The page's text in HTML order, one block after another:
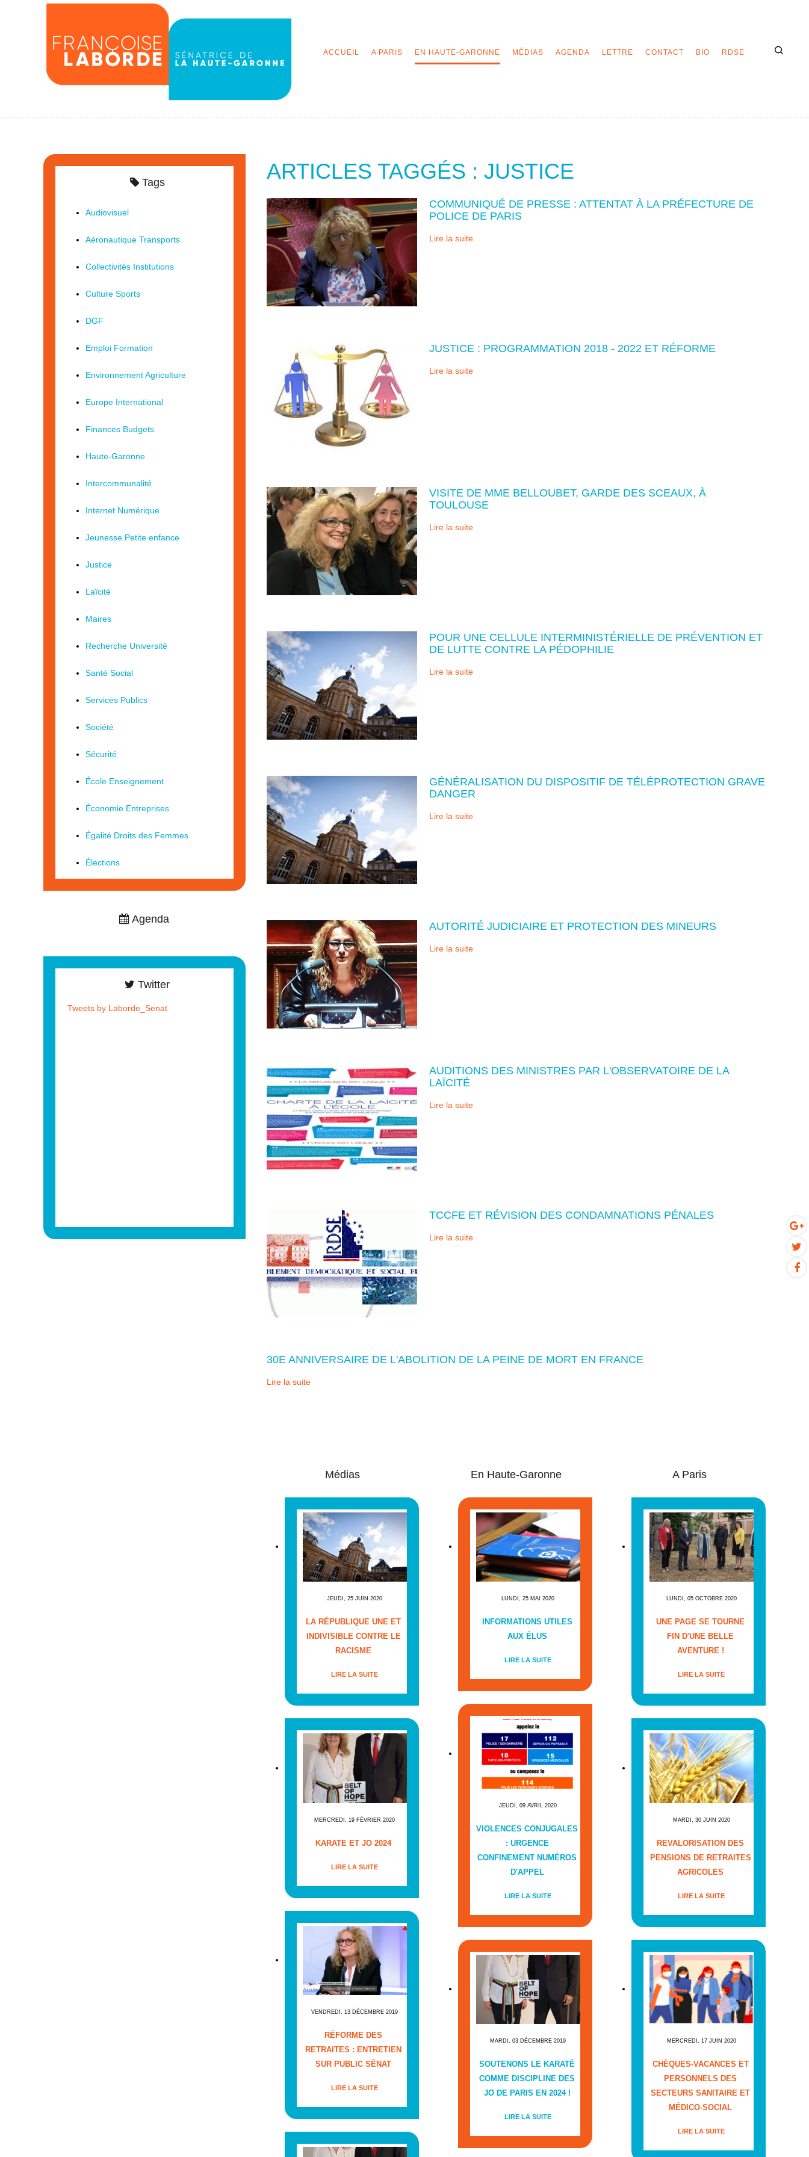
ACCUEIL A PARIS EN HAUTE-GARONNE MÉDIAS AGENDA LETTRE CONTACT BIO RDSE
ARTICLES TAGGÉS : JUSTICE
COMMUNIQUÉ DE PRESSE : ATTENTAT À LA PRÉFECTURE DE
POLICE DE PARIS
Lire la suite
JUSTICE : PROGRAMMATION 2018 - 2022 ET RÉFORME
Lire la suite
VISITE DE MME BELLOUBET, GARDE DES SCEAUX, À
TOULOUSE
Lire la suite
POUR UNE CELLULE INTERMINISTÉRIELLE DE PRÉVENTION ET
DE LUTTE CONTRE LA PÉDOPHILIE
Lire la suite
GÉNÉRALISATION DU DISPOSITIF DE TÉLÉPROTECTION GRAVE
DANGER
Lire la suite
AUTORITÉ JUDICIAIRE ET PROTECTION DES MINEURS
Lire la suite
AUDITIONS DES MINISTRES PAR L'OBSERVATOIRE DE LA
LAÏCITÉ
Lire la suite
TCCFE ET RÉVISION DES CONDAMNATIONS PÉNALES
Lire la suite
30E ANNIVERSAIRE DE L'ABOLITION DE LA PEINE DE MORT EN FRANCE
Lire la suite
Médias
JEUDI, 25 JUIN 2020
LA RÉPUBLIQUE UNE ET
INDIVISIBLE CONTRE LE
RACISME
LIRE LA SUITE
MERCREDI, 19 FÉVRIER 2020
KARATE ET JO 2024
LIRE LA SUITE
VENDREDI, 13 DÉCEMBRE 2019
RÉFORME DES
RETRAITES : ENTRETIEN
SUR PUBLIC SÉNAT
LIRE LA SUITE
En Haute-Garonne
LUNDI, 25 MAI 2020
INFORMATIONS UTILES
AUX ÉLUS
LIRE LA SUITE
JEUDI, 09 AVRIL 2020
VIOLENCES CONJUGALES
: URGENCE
CONFINEMENT NUMÉROS
D'APPEL
LIRE LA SUITE
MARDI, 03 DÉCEMBRE 2019
SOUTENONS LE KARATÉ
COMME DISCIPLINE DES
JO DE PARIS EN 2024 !
LIRE LA SUITE
A Paris
LUNDI, 05 OCTOBRE 2020
UNE PAGE SE TOURNE
FIN D'UNE BELLE
AVENTURE !
LIRE LA SUITE
MARDI, 30 JUIN 2020
REVALORISATION DES
PENSIONS DE RETRAITES
AGRICOLES
LIRE LA SUITE
MERCREDI, 17 JUIN 2020
CHÈQUES-VACANCES ET
PERSONNELS DES
SECTEURS SANITAIRE ET
MÉDICO-SOCIAL
LIRE LA SUITE
Tags
Audiovisuel
Aéronautique Transports
Collectivités Institutions
Culture Sports
DGF
Emploi Formation
Environnement Agriculture
Europe International
Finances Budgets
Haute-Garonne
Intercommunalité
Internet Numérique
Jeunesse Petite enfance
Justice
Laïcité
Maires
Recherche Université
Santé Social
Services Publics
Société
Sécurité
École Enseignement
Économie Entreprises
Égalité Droits des Femmes
Élections
Agenda
Twitter
Tweets by Laborde_Senat